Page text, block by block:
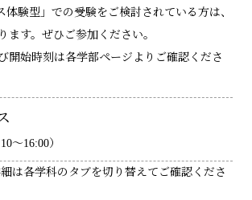
体験型」での受験をご検討されている方は、
ます。ぜひご参加ください。
開始時刻は各学部ページよりご確認くださ
～16:00）
は各学科のタブを切り替えてご確認くださ